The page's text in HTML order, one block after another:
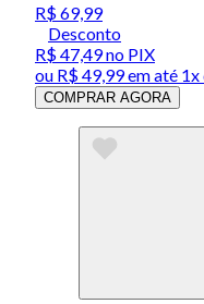
R$ 69,99
Desconto
R$ 47,49no PIX
ou R$ 49,99em até 1x
COMPRAR AGORA